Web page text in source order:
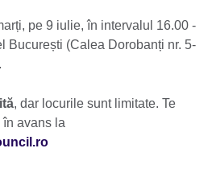
pe 9 iulie, în intervalul 16.00 -
București (Calea Dorobanți nr. 5-
, dar locurile sunt limitate. Te
în avans la